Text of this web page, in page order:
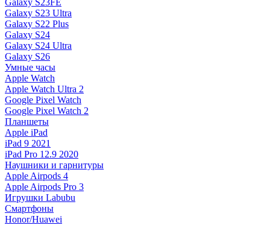
Galaxy S23FE
Galaxy S23 Ultra
Galaxy S22 Plus
Galaxy S24
Galaxy S24 Ultra
Galaxy S26
Умные часы
Apple Watch
Apple Watch Ultra 2
Google Pixel Watch
Google Pixel Watch 2
Планшеты
Apple iPad
iPad 9 2021
iPad Pro 12.9 2020
Наушники и гарнитуры
Apple Airpods 4
Apple Airpods Pro 3
Игрушки Labubu
Смартфоны
Honor/Huawei